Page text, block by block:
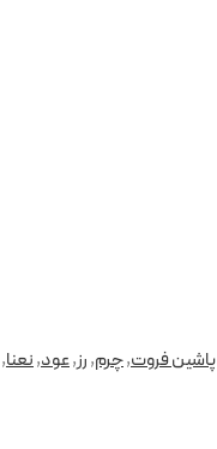
پاشین فروت,چرم,رز,عود,نعنا,